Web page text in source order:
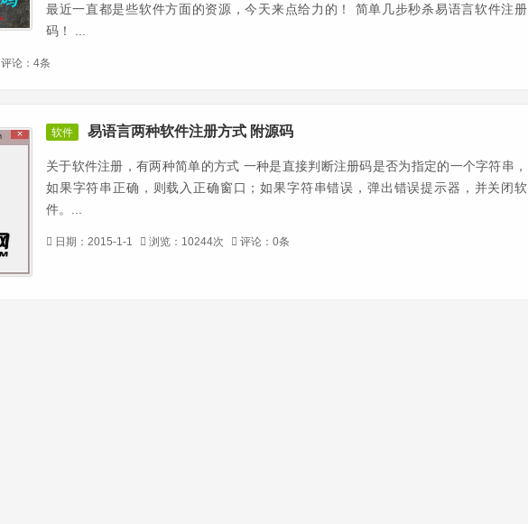
最近一直都是些软件方面的资源，今天来点给力的！ 简单几步秒杀易语言软件注册
码！ ...
评论：4条
软件 易语言两种软件注册方式 附源码
关于软件注册，有两种简单的方式 一种是直接判断注册码是否为指定的一个字符串，
如果字符串正确，则载入正确窗口；如果字符串错误，弹出错误提示器，并关闭软
件。...
日期：2015-1-1 浏览：10244次 评论：0条